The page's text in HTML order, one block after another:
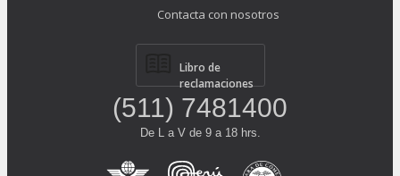
Contacta con nosotros
Libro de
reclamaciones
(511) 7481400
De L a V de 9 a 18 hrs.